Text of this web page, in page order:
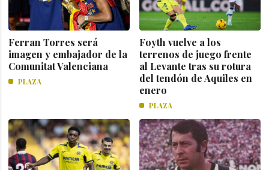
Ferran Torres será
imagen y embajador de la
Comunitat Valenciana
PLAZA
Foyth vuelve a los
terrenos de juego frente
al Levante tras su rotura
del tendón de Aquiles en
enero
PLAZA